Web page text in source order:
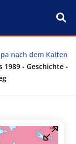
nach dem Kalten
- Geschichte -